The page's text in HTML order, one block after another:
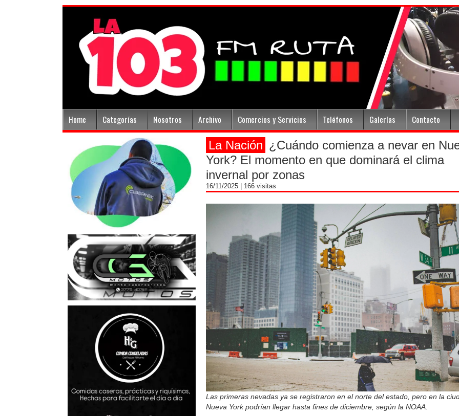
Home Categorías Nosotros Archivo Comercios y Servicios Teléfonos Galerías Contacto
La Nación ¿Cuándo comienza a nevar en
York? El momento en que dominará el clima
invernal por zonas
16/11/2025 | 166 visitas
Las primeras nevadas ya se registraron en el norte del estado, pero en la
Nueva York podrían llegar hasta fines de diciembre, según la NOAA.